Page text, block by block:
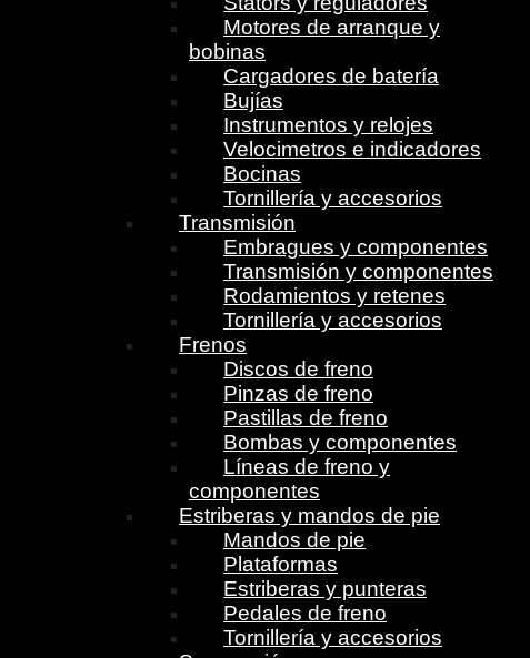
Motores de arranque y
bobinas
Cargadores de batería
Bujías
Instrumentos y relojes
Velocimetros e indicadores
Bocinas
Tornillería y accesorios
Transmisión
Embragues y componentes
Transmisión y componentes
Rodamientos y retenes
Tornillería y accesorios
Frenos
Discos de freno
Pinzas de freno
Pastillas de freno
Bombas y componentes
Líneas de freno y
componentes
Estriberas y mandos de pie
Mandos de pie
Plataformas
Estriberas y punteras
Pedales de freno
Tornillería y accesorios